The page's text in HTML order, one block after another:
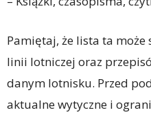
Pamiętaj, że lista ta może
linii lotniczej oraz
danym lotnisku. Przed
aktualne wytyczne i